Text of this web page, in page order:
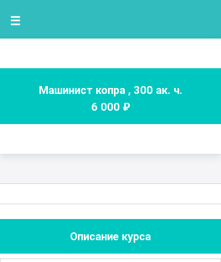
☰
Машинист копра , 300 ак. ч.
6 000 ₽
Описание курса